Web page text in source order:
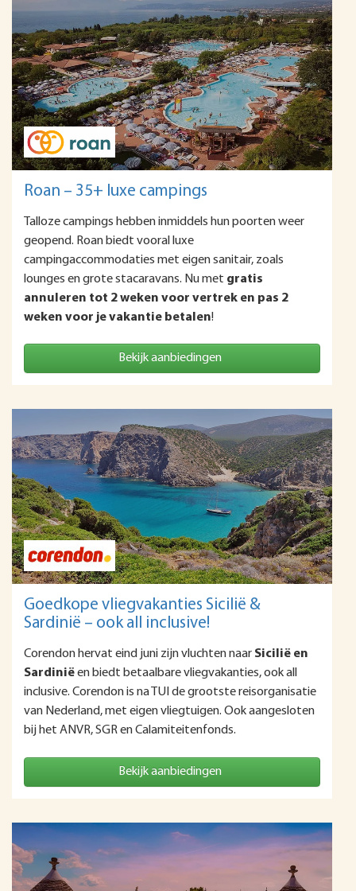
Roan – 35+ luxe campings
Talloze campings hebben inmiddels hun poorten weer
geopend. Roan biedt vooral luxe
campingaccommodaties met eigen sanitair, zoals
lounges en grote stacaravans. Nu met gratis
annuleren tot 2 weken voor vertrek en pas 2
weken voor je vakantie betalen!
Bekijk aanbiedingen
Goedkope vliegvakanties Sicilië &
Sardinië – ook all inclusive!
Corendon hervat eind juni zijn vluchten naar Sicilië en
Sardiniëen biedt betaalbare vliegvakanties, ook all
inclusive. Corendon is na TUI de grootste reisorganisatie
van Nederland, met eigen vliegtuigen. Ook aangesloten
bij het ANVR, SGR en Calamiteitenfonds.
Bekijk aanbiedingen